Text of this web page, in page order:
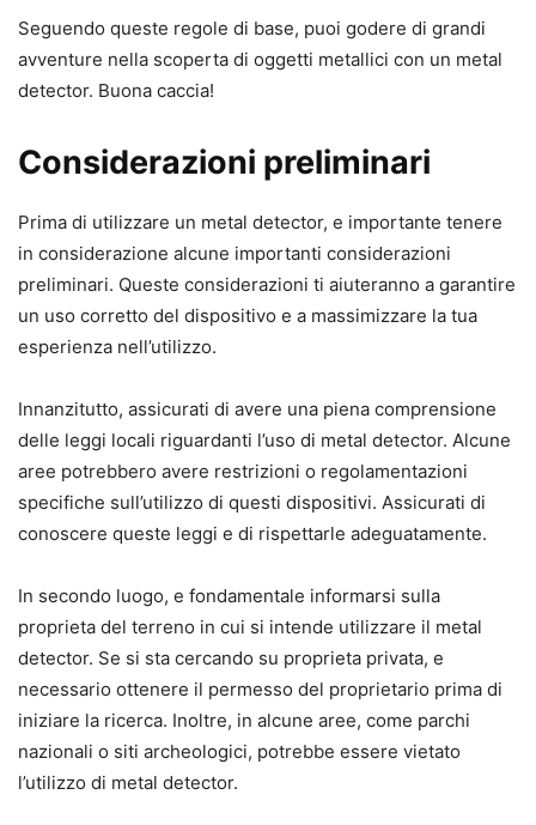
Seguendo queste regole di base, puoi godere di grandi
avventure nella scoperta di oggetti metallici con un metal
detector. Buona caccia!
Considerazioni preliminari
Prima di utilizzare un metal detector, e importante tenere
in considerazione alcune importanti considerazioni
preliminari. Queste considerazioni ti aiuteranno a garantire
un uso corretto del dispositivo e a massimizzare la tua
esperienza nell’utilizzo.
Innanzitutto, assicurati di avere una piena comprensione
delle leggi locali riguardanti l’uso di metal detector. Alcune
aree potrebbero avere restrizioni o regolamentazioni
specifiche sull’utilizzo di questi dispositivi. Assicurati di
conoscere queste leggi e di rispettarle adeguatamente.
In secondo luogo, e fondamentale informarsi sulla
proprieta del terreno in cui si intende utilizzare il metal
detector. Se si sta cercando su proprieta privata, e
necessario ottenere il permesso del proprietario prima di
iniziare la ricerca. Inoltre, in alcune aree, come parchi
nazionali o siti archeologici, potrebbe essere vietato
l’utilizzo di metal detector.